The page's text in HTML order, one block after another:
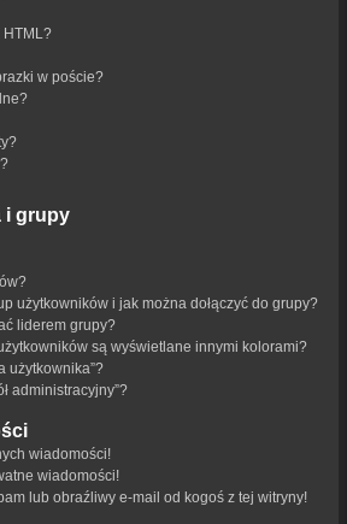
HTML?
w poście?
i grupy
użytkowników i jak można dołączyć do grupy?
liderem grupy?
są wyświetlane innymi kolorami?
użytkownika”?
administracyjny”?
wiadomości!
wiadomości!
lub obraźliwy e-mail od kogoś z tej witryny!